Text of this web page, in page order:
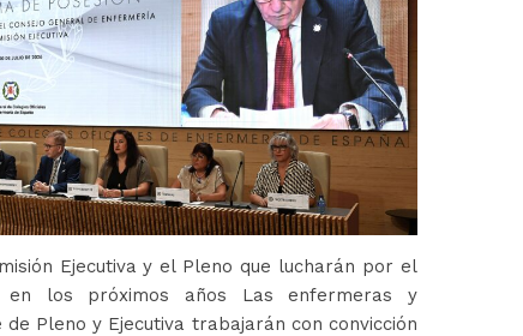
Ejecutiva y el Pleno que lucharán por el
los próximos años Las enfermeras y
Pleno y Ejecutiva trabajarán con convicción